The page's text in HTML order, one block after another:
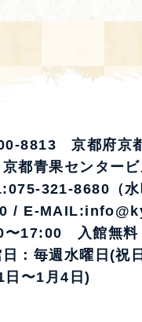
8813 京都府京
都青果センタービ
321-8680（
/ E-
〜17:00 入館無料
日：毎週水曜日(祝
日〜1月4日)